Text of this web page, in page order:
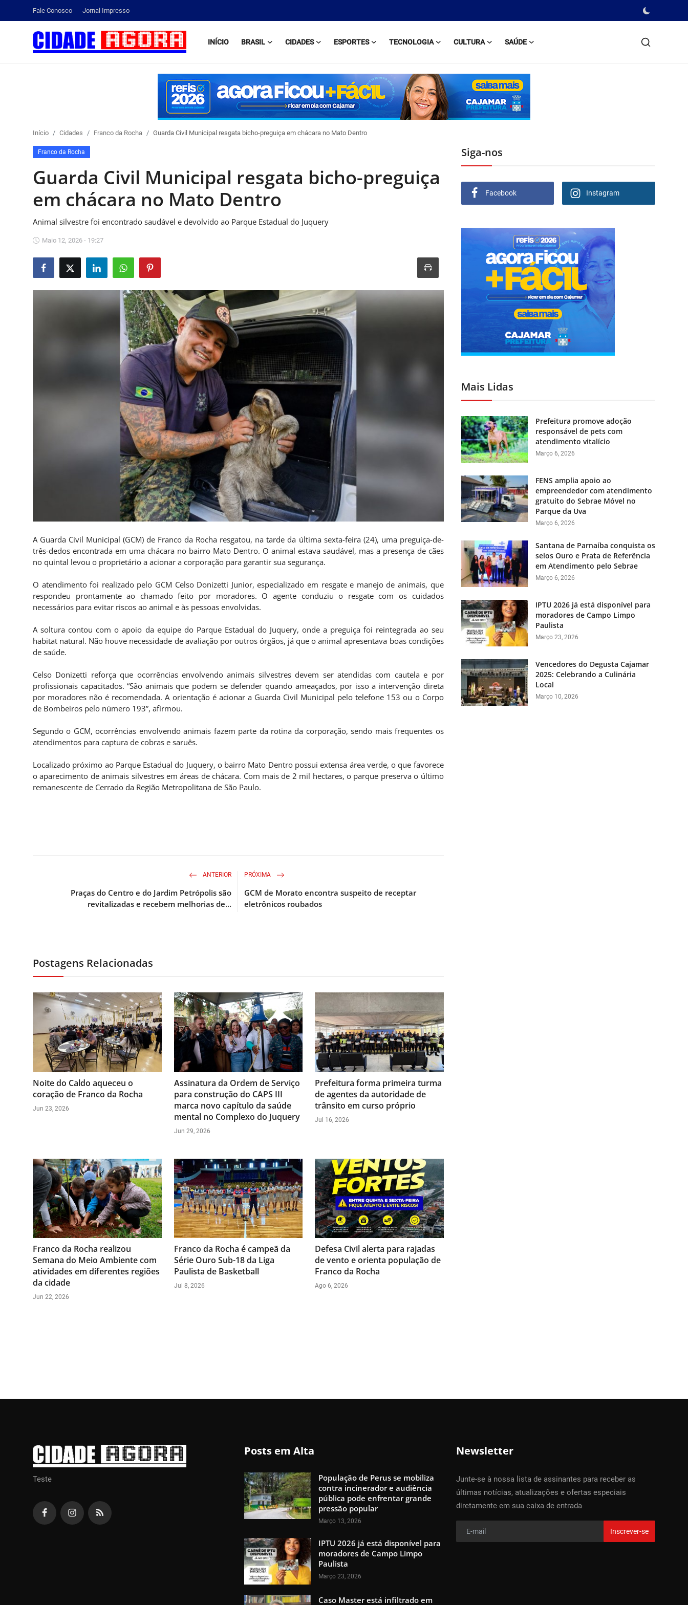
Fale Conosco Jornal Impresso
INÍCIO BRASIL CIDADES ESPORTES TECNOLOGIA CULTURA SAÚDE
Cultura
Início Cidades Franco da Rocha Guarda Civil Municipal resgata bicho-preguiça em chácara no Mato Dentro
Franco da Rocha
Guarda Civil Municipal resgata bicho-preguiça
em chácara no Mato Dentro
Animal silvestre foi encontrado saudável e devolvido ao Parque Estadual do Juquery
Maio 12, 2026 - 19:27
A Guarda Civil Municipal (GCM) de Franco da Rocha resgatou, na tarde da última sexta-feira (24), uma preguiça-de-
três-dedos encontrada em uma chácara no bairro Mato Dentro. O animal estava saudável, mas a presença de cães
no quintal levou o proprietário a acionar a corporação para garantir sua segurança.
O atendimento foi realizado pelo GCM Celso Donizetti Junior, especializado em resgate e manejo de animais, que
respondeu prontamente ao chamado feito por moradores. O agente conduziu o resgate com os cuidados
necessários para evitar riscos ao animal e às pessoas envolvidas.
A soltura contou com o apoio da equipe do Parque Estadual do Juquery, onde a preguiça foi reintegrada ao seu
habitat natural. Não houve necessidade de avaliação por outros órgãos, já que o animal apresentava boas condições
de saúde.
Celso Donizetti reforça que ocorrências envolvendo animais silvestres devem ser atendidas com cautela e por
profissionais capacitados. “São animais que podem se defender quando ameaçados, por isso a intervenção direta
por moradores não é recomendada. A orientação é acionar a Guarda Civil Municipal pelo telefone 153 ou o Corpo
de Bombeiros pelo número 193”, afirmou.
Segundo o GCM, ocorrências envolvendo animais fazem parte da rotina da corporação, sendo mais frequentes os
atendimentos para captura de cobras e saruês.
Localizado próximo ao Parque Estadual do Juquery, o bairro Mato Dentro possui extensa área verde, o que favorece
o aparecimento de animais silvestres em áreas de chácara. Com mais de 2 mil hectares, o parque preserva o último
remanescente de Cerrado da Região Metropolitana de São Paulo.
ANTERIOR
Praças do Centro e do Jardim Petrópolis são
revitalizadas e recebem melhorias de...
PRÓXIMA
GCM de Morato encontra suspeito de receptar
eletrônicos roubados
Postagens Relacionadas
Noite do Caldo aqueceu o
coração de Franco da Rocha
Jun 23, 2026
Assinatura da Ordem de Serviço
para construção do CAPS III
marca novo capítulo da saúde
mental no Complexo do Juquery
Jun 29, 2026
Prefeitura forma primeira turma
de agentes da autoridade de
trânsito em curso próprio
Jul 16, 2026
Franco da Rocha realizou
Semana do Meio Ambiente com
atividades em diferentes regiões
da cidade
Jun 22, 2026
Franco da Rocha é campeã da
Série Ouro Sub-18 da Liga
Paulista de Basketball
Jul 8, 2026
Defesa Civil alerta para rajadas
de vento e orienta população de
Franco da Rocha
Ago 6, 2026
Siga-nos
Facebook Instagram
Mais Lidas
Prefeitura promove adoção
responsável de pets com
atendimento vitalício
Março 6, 2026
FENS amplia apoio ao
empreendedor com atendimento
gratuito do Sebrae Móvel no
Parque da Uva
Março 6, 2026
Santana de Parnaíba conquista os
selos Ouro e Prata de Referência
em Atendimento pelo Sebrae
Março 6, 2026
IPTU 2026 já está disponível para
moradores de Campo Limpo
Paulista
Março 23, 2026
Vencedores do Degusta Cajamar
2025: Celebrando a Culinária
Local
Março 10, 2026
Teste
Posts em Alta
População de Perus se mobiliza
contra incinerador e audiência
pública pode enfrentar grande
pressão popular
Março 13, 2026
IPTU 2026 já está disponível para
moradores de Campo Limpo
Paulista
Março 23, 2026
Caso Master está infiltrado em
Newsletter
Junte-se à nossa lista de assinantes para receber as
últimas notícias, atualizações e ofertas especiais
diretamente em sua caixa de entrada
Inscrever-se